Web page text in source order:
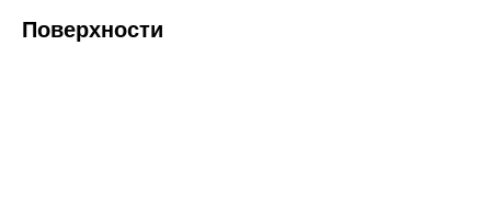
Поверхности